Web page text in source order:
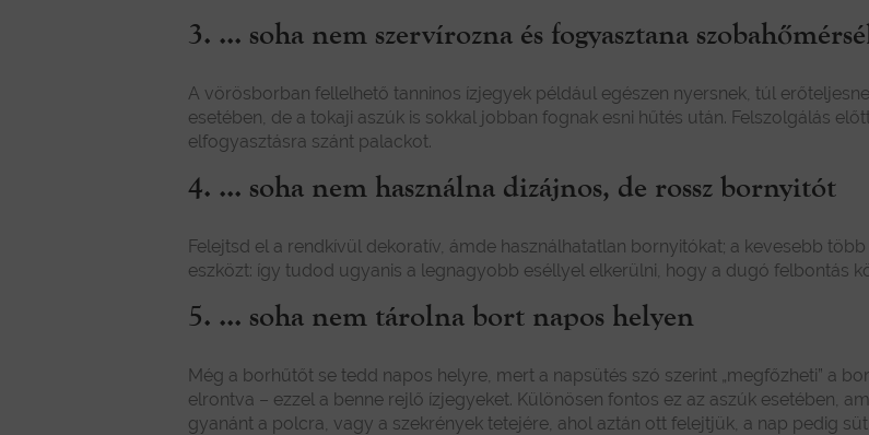
3. ... soha nem szervírozna és fogyasztana
A vörösborban fellelhető tanninos ízjegyek például egészen nyersnek, túl
esetében, de a tokaji aszúk is sokkal jobban fognak esni hűtés után. Felszolgálás
elfogyasztásra szánt palackot.
4. ... soha nem használna dizájnos, de rossz bornyitót
Felejtsd el a rendkívül dekoratív, ámde használhatatlan bornyitókat; a kevesebb
eszközt: így tudod ugyanis a legnagyobb eséllyel elkerülni, hogy a dugó felbontás
5. ... soha nem tárolna bort napos helyen
Még a borhűtőt se tedd napos helyre, mert a napsütés szó szerint „megfőzheti” a
elrontva – ezzel a benne rejlő ízjegyeket. Különösen fontos ez az aszúk esetében,
gyanánt a polcra, vagy a szekrények tetejére, ahol aztán ott felejtjük, a nap pedig